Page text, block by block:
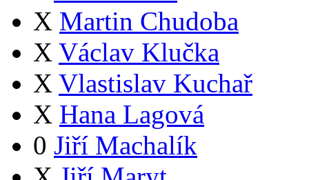
X Martin Chudoba
X Václav Klučka
X Vlastislav Kuchař
X Hana Lagová
0 Jiří Machalík